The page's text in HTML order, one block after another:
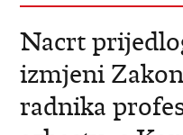
Nacrt
izmjeni
radnika